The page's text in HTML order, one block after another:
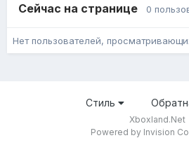
Сейчас на странице 0
Нет пользователей,
Стиль
Xboxland.Net
Powered by Invision